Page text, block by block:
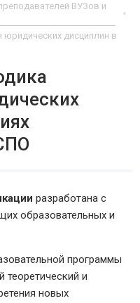
ВУЗов и
дисциплин в
разработана с
образовательных и
программы
теоретический и
новых